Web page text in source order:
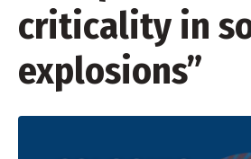
criticality in
explosions”